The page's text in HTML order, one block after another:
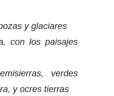
y glaciares
con los paisajes
verdes
y ocres tierras